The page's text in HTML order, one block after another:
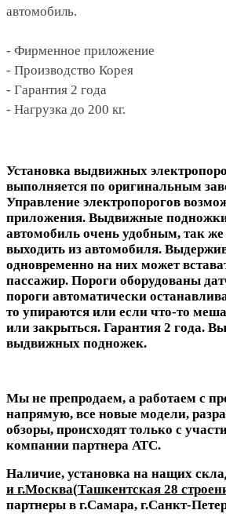
автомобиль.
- Фирменное приложение
- Производство Корея
- Гарантия 2 года
- Нагрузка до 200 кг.
Установка выдвижных
выполняется по оригинальным
Управление электропорогов
приложения. Выдвижные подножки
автомобиль очень удобным, так же
выходить из автомобиля.
одновременно на них может
пассажир. Пороги оборудованы
пороги автоматически
то упираются или если что-то
или закрыться. Гарантия 2 года.
выдвижных подножек.
Мы не препродаем, а работаем с
напрямую, все новые модели,
обзоры, происходят только с
компании партнера АТС.
Наличие, установка на нащих
и г.Москва(Ташкентская 28
партнеры в г.Самара, г.Санкт-